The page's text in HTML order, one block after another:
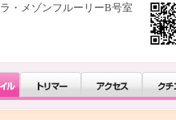
・メゾンフルーリーB号室